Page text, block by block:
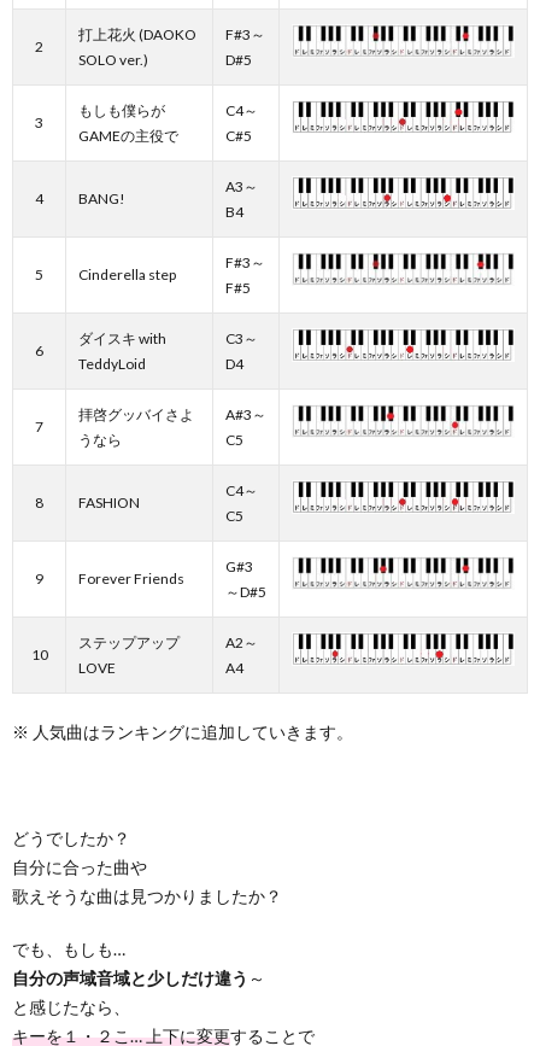
2
打上花火 (DAOKO
SOLO ver.)
F#3～
D#5
3
もしも僕らが
GAMEの主役で
C4～
C#5
4 BANG!
A3～
B4
5 Cinderella step
F#3～
F#5
6
ダイスキ with
TeddyLoid
C3～
D4
7
拝啓グッバイさよ
うなら
A#3～
C5
8 FASHION
C4～
C5
9 Forever Friends
G#3
～D#5
10
ステップアップ
LOVE
A2～
A4
※ 人気曲はランキングに追加していきます。
どうでしたか？
自分に合った曲や
歌えそうな曲は見つかりましたか？
でも、もしも…
自分の声域音域と少しだけ違う ～
と感じたなら、
キーを１・２こ… 上下に変更することで